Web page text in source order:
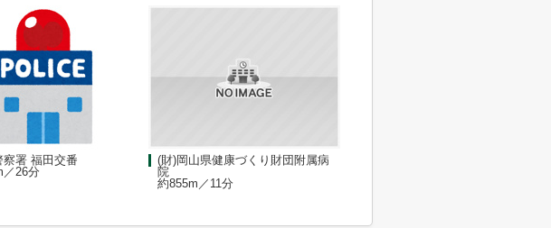
察署 福田交番
／26分
(財)岡山県健康づくり財団附属病
院
約855m／11分